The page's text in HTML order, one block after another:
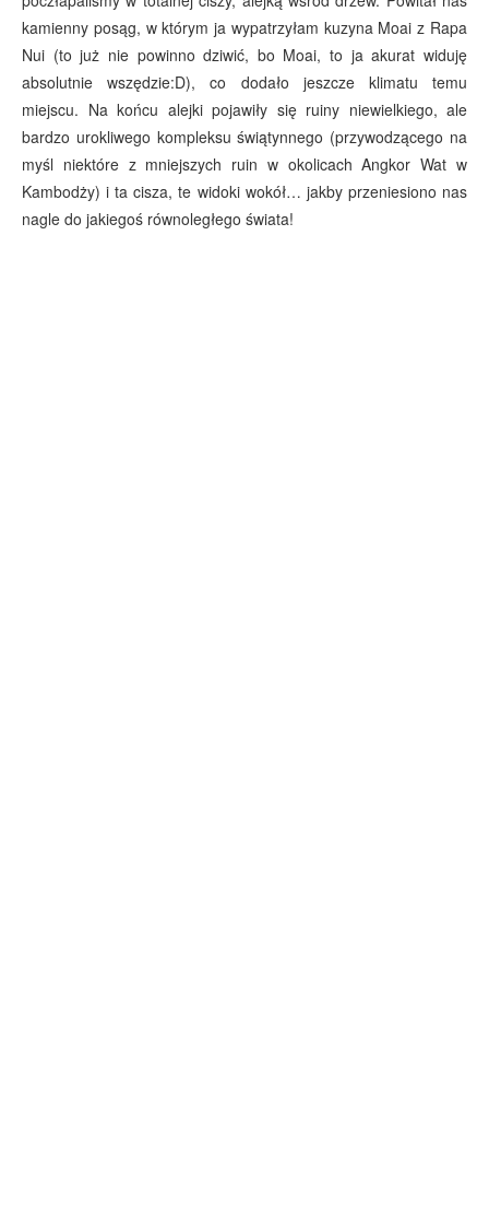
kamienny posąg, w którym ja wypatrzyłam kuzyna Moai z Rapa
Nui (to już nie powinno dziwić, bo Moai, to ja akurat widuję
absolutnie wszędzie:D), co dodało jeszcze klimatu temu
miejscu. Na końcu alejki pojawiły się ruiny niewielkiego, ale
bardzo urokliwego kompleksu świątynnego (przywodzącego na
myśl niektóre z mniejszych ruin w okolicach Angkor Wat w
Kambodży) i ta cisza, te widoki wokół… jakby przeniesiono nas
nagle do jakiegoś równoległego świata!